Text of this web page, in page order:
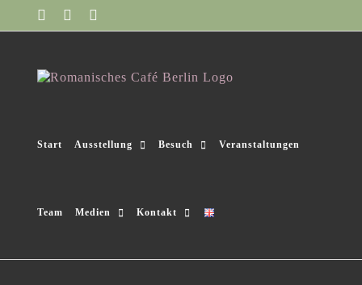
FacebookInstagram
Start Ausstellung Besuch Veranstaltungen
Team Medien Kontakt